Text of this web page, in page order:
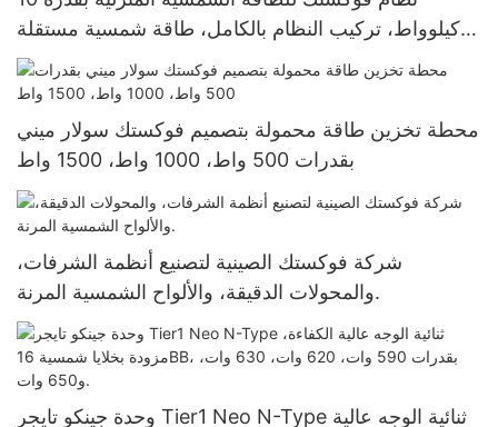
كيلوواط، تركيب النظام بالكامل، طاقة شمسية مستقلة
عن الشبكة، محول طاقة، بطارية ليثيوم 51.2 فولت
محطة تخزين طاقة محمولة بتصميم فوكستك سولار ميني
بقدرات 500 واط، 1000 واط، 1500 واط
شركة فوكستك الصينية لتصنيع أنظمة الشرفات،
والمحولات الدقيقة، والألواح الشمسية المرنة.
وحدة جينكو تايجر Tier1 Neo N-Type ثنائية الوجه عالية